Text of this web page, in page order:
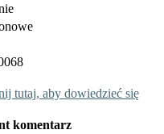
tutaj, aby dowiedzieć się
komentarz